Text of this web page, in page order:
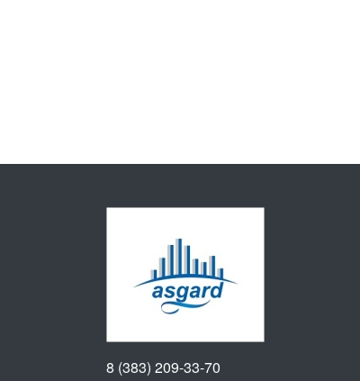
8 (383) 209-33-70